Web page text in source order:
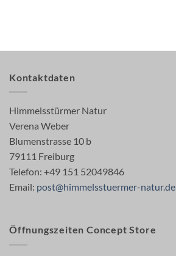
Kontaktdaten
Himmelsstürmer Natur
Verena Weber
Blumenstrasse 10 b
79111 Freiburg
Telefon: +49 151 52049846
Email: post@himmelsstuermer-natur.de
Öffnungszeiten Concept Store